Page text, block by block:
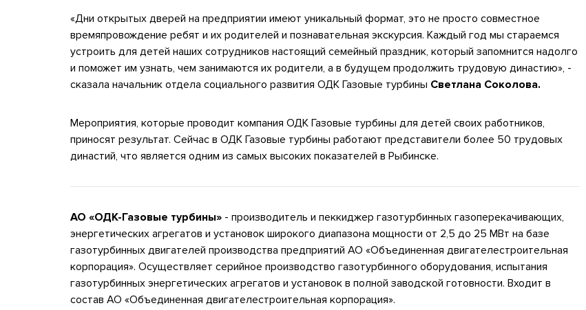
«Дни открытых дверей на предприятии имеют уникальный формат, это не просто совместное
времяпровождение ребят и их родителей и познавательная экскурсия. Каждый год мы стараемся
устроить для детей наших сотрудников настоящий семейный праздник, который запомнится надолго
и поможет им узнать, чем занимаются их родители, а в будущем продолжить трудовую династию», -
сказала начальник отдела социального развития ОДК Газовые турбины Светлана Соколова.
Мероприятия, которые проводит компания ОДК Газовые турбины для детей своих работников,
приносят результат. Сейчас в ОДК Газовые турбины работают представители более 50 трудовых
династий, что является одним из самых высоких показателей в Рыбинске.
АО «ОДК-Газовые турбины» - производитель и пеккиджер газотурбинных газоперекачивающих,
энергетических агрегатов и установок широкого диапазона мощности от 2,5 до 25 МВт на базе
газотурбинных двигателей производства предприятий АО «Объединенная двигателестроительная
корпорация». Осуществляет серийное производство газотурбинного оборудования, испытания
газотурбинных энергетических агрегатов и установок в полной заводской готовности. Входит в
состав АО «Объединенная двигателестроительная корпорация».